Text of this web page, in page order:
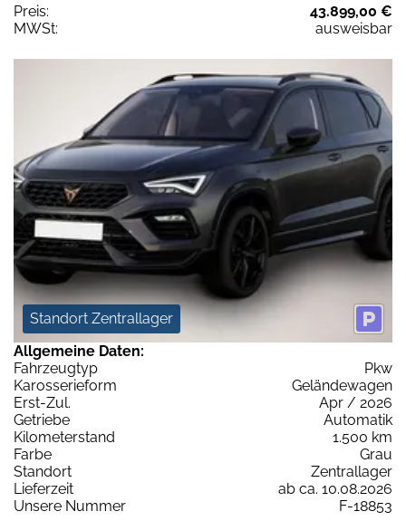
Preis:
43.899,00 €
MWSt:
ausweisbar
Standort Zentrallager
Allgemeine Daten:
Fahrzeugtyp
Pkw
Karosserieform
Geländewagen
Erst-Zul.
Apr / 2026
Getriebe
Automatik
Kilometerstand
1.500 km
Farbe
Grau
Standort
Zentrallager
Lieferzeit
ab ca. 10.08.2026
Unsere Nummer
F-18853